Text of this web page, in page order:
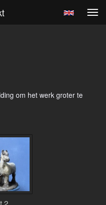
om het werk groter te